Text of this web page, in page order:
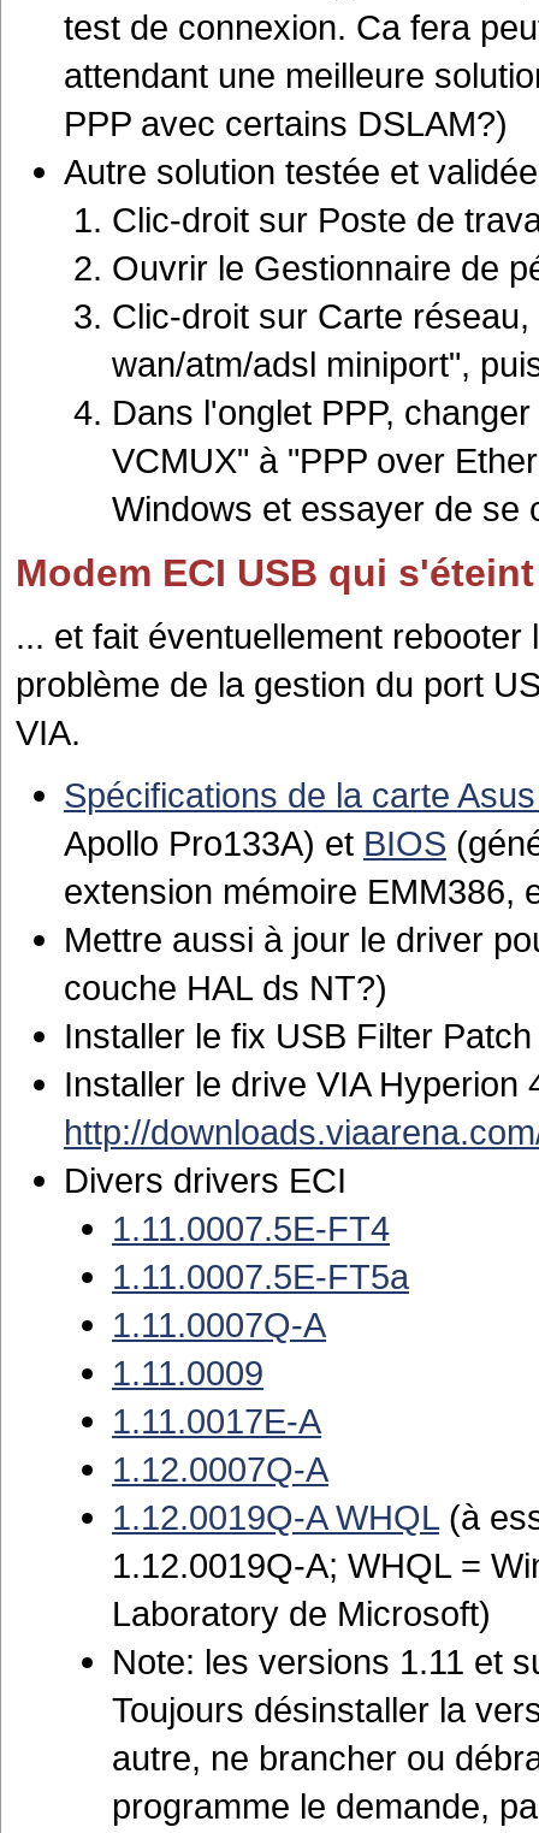
test de connexion. Ca fera
attendant une meilleure
PPP avec certains DSLAM?)
Autre solution testée et
Clic-droit sur Poste de
Ouvrir le Gestionnaire de
Clic-droit sur Carte
wan/atm/adsl miniport",
Dans l'onglet PPP,
VCMUX" à "PPP over
Windows et essayer de se
Modem ECI USB qui s'éteint
... et fait éventuellement
problème de la gestion du port
VIA.
Spécifications de la carte
Apollo Pro133A) et BIOS
extension mémoire EMM386,
Mettre aussi à jour le driver
couche HAL ds NT?)
Installer le fix USB Filter Patch
Installer le drive VIA Hyperion
http://
Divers drivers ECI
1.11.0007.5E-FT4
1.11.0007.5E-FT5a
1.11.0007Q-A
1.11.0009
1.11.0017E-A
1.12.0007Q-A
1.12.0019Q-A WHQL(à
1.12.0019Q-A; WHQL =
Laboratory de Microsoft)
Note: les versions 1.11 et
Toujours désinstaller la
autre, ne brancher ou
programme le demande,